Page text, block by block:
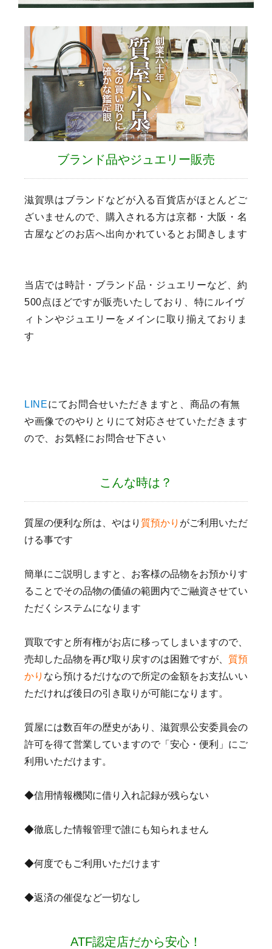
ブランド品やジュエリー販売
滋賀県はブランドなどが入る百貨店がほとんどご
ざいませんので、購入される方は京都・大阪・名
古屋などのお店へ出向かれているとお聞きします
当店では時計・ブランド品・ジュエリーなど、約
500点ほどですが販売いたしており、特にルイヴ
ィトンやジュエリーをメインに取り揃えておりま
す
LINEにてお問合せいただきますと、商品の有無
や画像でのやりとりにて対応させていただきます
ので、お気軽にお問合せ下さい
こんな時は？
質屋の便利な所は、やはり 質預かり がご利用いただ
ける事です
簡単にご説明しますと、お客様の品物をお預かりす
ることでその品物の価値の範囲内でご融資させてい
ただくシステムになります
買取ですと所有権がお店に移ってしまいますので、
売却した品物を再び取り戻すのは困難ですが、 質預
かり なら預けるだけなので所定の金額をお支払いい
ただければ後日の引き取りが可能になります。
質屋には数百年の歴史があり、滋賀県公安委員会の
許可を得て営業していますので「安心・便利」にご
利用いただけます。
◆信用情報機関に借り入れ記録が残らない
◆徹底した情報管理で誰にも知られません
◆何度でもご利用いただけます
◆返済の催促など一切なし
ATF認定店だから安心！